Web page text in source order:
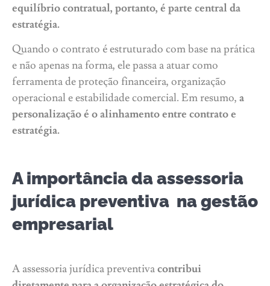
equilíbrio contratual, portanto, é parte central da
estratégia.
Quando o contrato é estruturado com base na prática
e não apenas na forma, ele passa a atuar como
ferramenta de proteção financeira, organização
operacional e estabilidade comercial. Em resumo, a
personalização é o alinhamento entre contrato e
estratégia.
A importância da assessoria
jurídica preventiva na gestão
empresarial
A assessoria jurídica preventivacontribui